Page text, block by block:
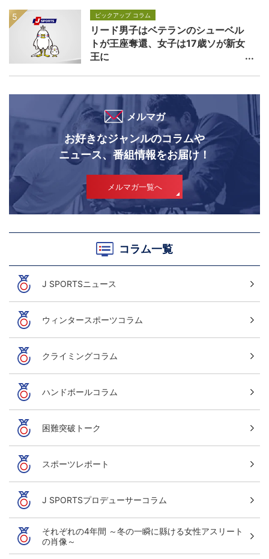
ピックアップ コラム
リード男子はベテランのシューベル
トが王座奪還、女子は17歳ソが新女
王に
メルマガ
お好きなジャンルのコラムや
ニュース、番組情報をお届け！
メルマガ一覧へ
コラム一覧
J SPORTSニュース
ウィンタースポーツコラム
クライミングコラム
ハンドボールコラム
困難突破トーク
スポーツレポート
J SPORTSプロデューサーコラム
それぞれの4年間 ～冬の一瞬に縣ける女性アスリート
の肖像～